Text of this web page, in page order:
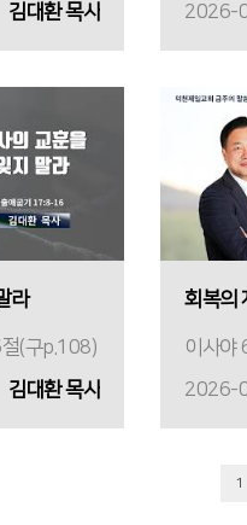
김대환 목사 2026-
라
(구p.108)
김대환 목사
회복의
이사야
2026-
1